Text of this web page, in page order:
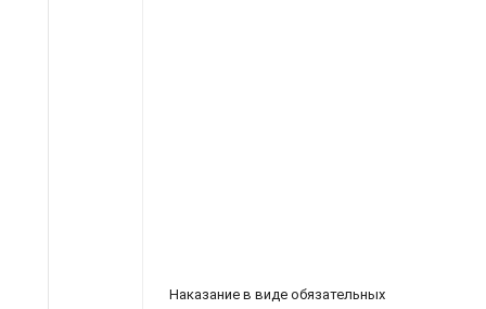
Наказание в виде обязательных